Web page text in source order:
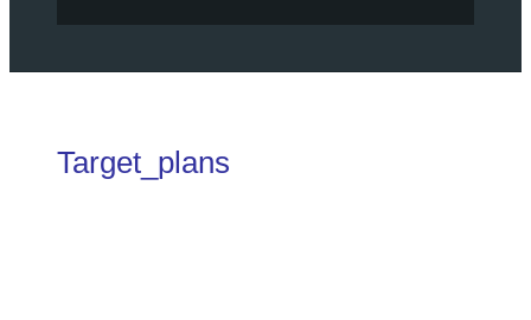
Target_plans